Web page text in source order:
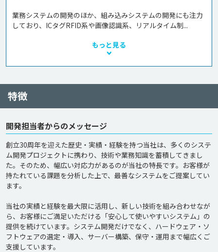
業務システムの開発のほか、組み込みシステムの開発にも注力
しており、ICタグRFID系や画像認識系、リアルタイム制...
もっと見る
特徴
開発担当者からのメッセージ
創立30周年を迎えた歴史・実績・経験を持つ当社は、多くのシステ
ム開発プロジェクトに携わり、技術や業務知識を蓄積してきまし
た。そのため、幅広い対応力があるのが当社の特長です。お客様が
持たれている課題を分析した上で、最善なシステムをご提案してい
ます。
当社の実績と経験を最大限に活用し、新しい技術を組み合わせなが
ら、お客様にご満足いただける「安心して使いやすいシステム」の
提供を続けています。システム開発だけでなく、ハードウェア・ソ
フトウェアの選定・導入、サーバー構築、保守・運用まで幅広くご
支援しています。